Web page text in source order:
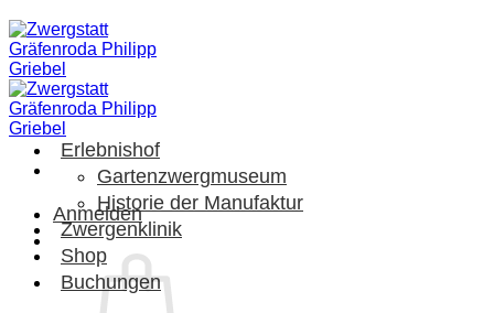
Zum
Inhalt
springen
Anmelden
Erlebnishof
Gartenzwergmuseum
Historie der Manufaktur
Zwergenklinik
Shop
Buchungen